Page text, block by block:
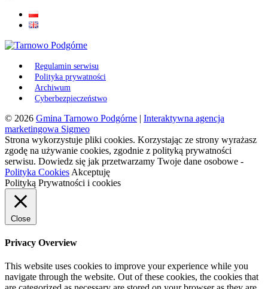
Regulamin serwisu
Polityka prywatności
Archiwum
Cyberbezpieczeństwo
© 2026 Gmina Tarnowo Podgórne | Interaktywna agencja
marketingowa Sigmeo
Strona wykorzystuje pliki cookies. Korzystając ze strony wyrażasz
zgodę na używanie cookies, zgodnie z polityką prywatności
serwisu. Dowiedz się jak przetwarzamy Twoje dane osobowe -
Polityka Cookies Akceptuję
Polityką Prywatności i cookies
Close
Privacy Overview
This website uses cookies to improve your experience while you
navigate through the website. Out of these cookies, the cookies that